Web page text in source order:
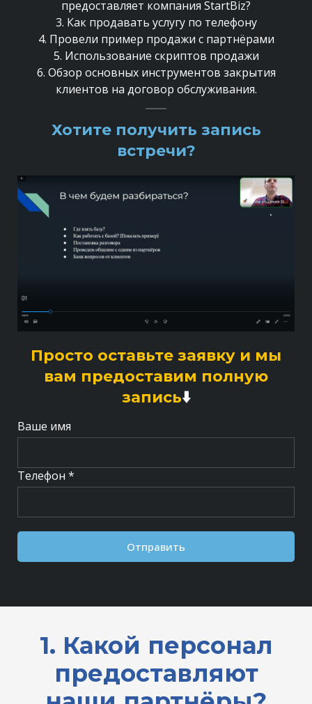
предоставляет компания StartBiz?
3. Как продавать услугу по телефону
4. Провели пример продажи с партнёрами
5. Использование скриптов продажи
6. Обзор основных инструментов закрытия
клиентов на договор обслуживания.
Хотите получить запись
встречи?
Просто оставьте заявку и мы
вам предоставим полную
запись⬇️
Ваше имя
Телефон *
Отправить
1. Какой персонал
предоставляют